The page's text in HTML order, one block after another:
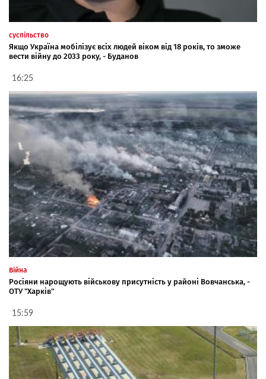
суспільство
Якщо Україна мобілізує всіх людей віком від 18 років, то зможе
вести війну до 2033 року, - Буданов
16:25
Війна
Росіяни нарощують військову присутність у районі Вовчанська, -
ОТУ "Харків"
15:59